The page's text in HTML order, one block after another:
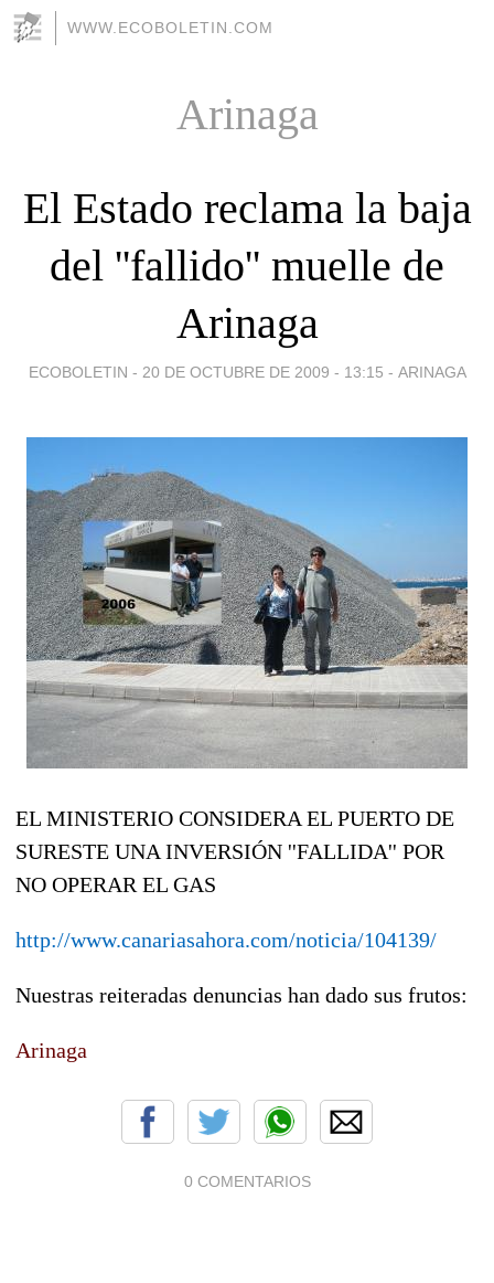
WWW.ECOBOLETIN.COM
Arinaga
El Estado reclama la baja
del ''fallido'' muelle de
Arinaga
ECOBOLETIN - 20 DE OCTUBRE DE 2009 - 13:15 - ARINAGA
EL MINISTERIO CONSIDERA EL PUERTO DE
SURESTE UNA INVERSIÓN ''FALLIDA'' POR
NO OPERAR EL GAS
http://www.canariasahora.com/noticia/104139/
Nuestras reiteradas denuncias han dado sus frutos:
Arinaga
0 COMENTARIOS